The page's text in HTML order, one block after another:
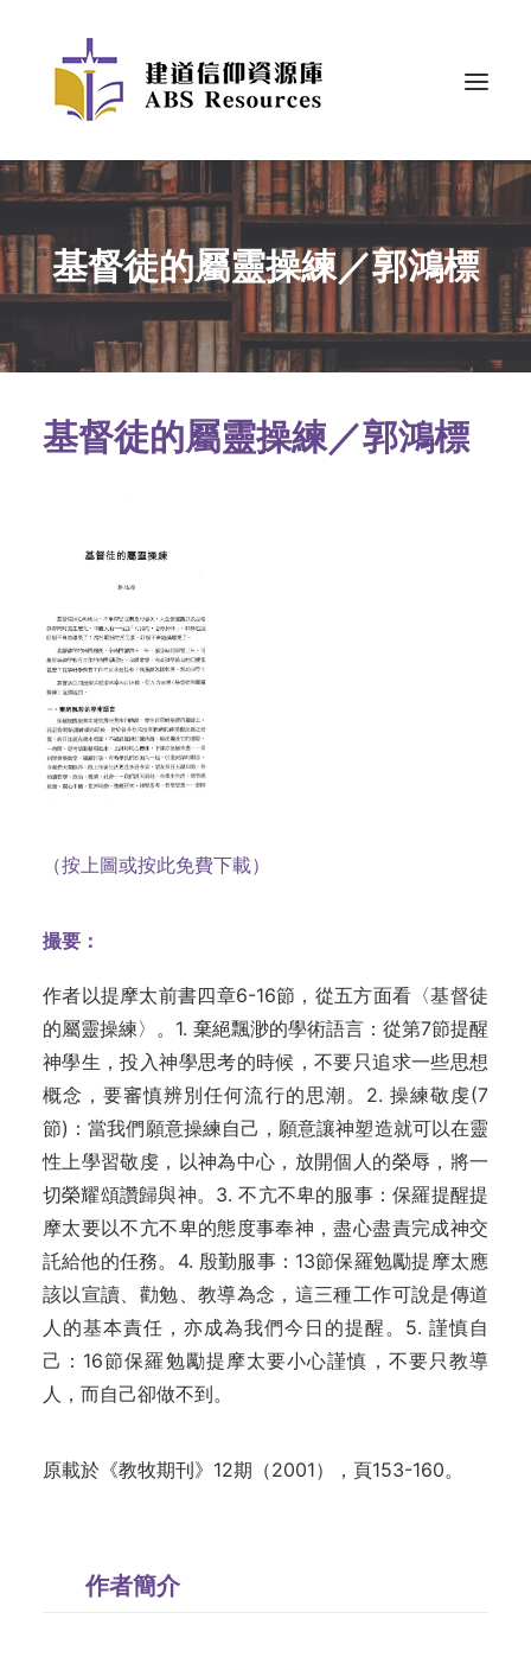
基督徒的屬靈操練／郭鴻標
基督徒的屬靈操練／郭鴻標
（按上圖或按此免費下載）
撮要：
作者以提摩太前書四章6-16節，從五方面看〈基督徒
的屬靈操練〉。1. 棄絕飄渺的學術語言： 從第7節提醒
神學生，投入神學思考的時候，不要只追求一些思想
概念，要審慎辨別任何流行的思潮。2. 操練敬虔(7
節)：當我們願意操練自己，願意讓神塑造就可以在靈
性上學習敬虔，以神為中心，放開個人的榮辱，將一
切榮耀頌讚歸與神。3. 不亢不卑的服事：保羅提醒提
摩太要以不亢不卑的態度事奉神，盡心盡責完成神交
託給他的任務。 4. 殷勤服事：13節保羅勉勵提摩太應
該以宣讀、勸勉、教導為念，這三種工作可說是傳道
人的基本責任，亦成為我們今日的提醒。5. 謹慎自
己：16節保羅勉勵提摩太要小心謹慎，不要只教導
人，而自己卻做不到。
原載於《教牧期刊》12期（2001），頁153-160。
作者簡介